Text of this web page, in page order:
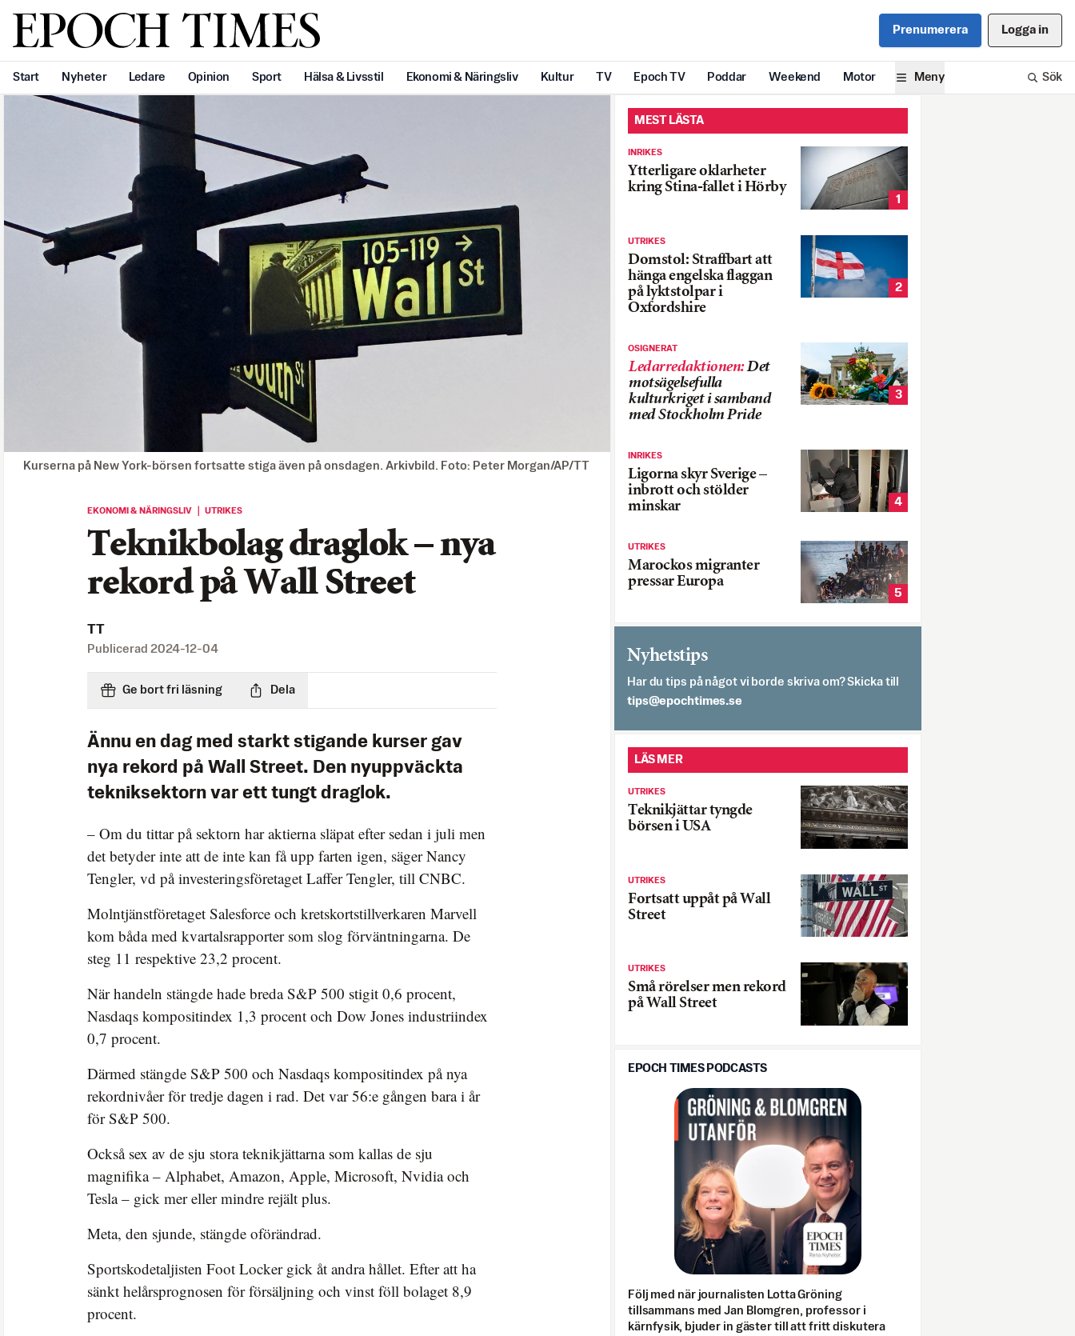
Svenska Epoch Times Prenumerera Logga in
Start Nyheter Ledare Opinion Sport Hälsa & Livsstil Ekonomi & Näringsliv Kultur TV Epoch TV Poddar Weekend Motor Meny Sök
Kurserna på New York-börsen fortsatte stiga även på onsdagen. Arkivbild. Foto: Peter Morgan/AP/TT
EKONOMI & NÄRINGSLIV ｜ UTRIKES
Teknikbolag draglok – nya
rekord på Wall Street
TT
Publicerad 2024-12-04
Ge bort fri läsning Dela
Ännu en dag med starkt stigande kurser gav
nya rekord på Wall Street. Den nyuppväckta
tekniksektorn var ett tungt draglok.
– Om du tittar på sektorn har aktierna släpat efter sedan i juli men
det betyder inte att de inte kan få upp farten igen, säger Nancy
Tengler, vd på investeringsföretaget Laffer Tengler, till CNBC.
Molntjänstföretaget Salesforce och kretskortstillverkaren Marvell
kom båda med kvartalsrapporter som slog förväntningarna. De
steg 11 respektive 23,2 procent.
När handeln stängde hade breda S&P 500 stigit 0,6 procent,
Nasdaqs kompositindex 1,3 procent och Dow Jones industriindex
0,7 procent.
Därmed stängde S&P 500 och Nasdaqs kompositindex på nya
rekordnivåer för tredje dagen i rad. Det var 56:e gången bara i år
för S&P 500.
Också sex av de sju stora teknikjättarna som kallas de sju
magnifika – Alphabet, Amazon, Apple, Microsoft, Nvidia och
Tesla – gick mer eller mindre rejält plus.
Meta, den sjunde, stängde oförändrad.
Sportskodetaljisten Foot Locker gick åt andra hållet. Efter att ha
sänkt helårsprognosen för försäljning och vinst föll bolaget 8,9
procent.
MEST LÄSTA
INRIKES
Ytterligare oklarheter
kring Stina-fallet i Hörby
1
UTRIKES
Domstol: Straffbart att
hänga engelska flaggan
på lyktstolpar i
Oxfordshire
2
OSIGNERAT
Ledarredaktionen:Det
motsägelsefulla
kulturkriget i samband
med Stockholm Pride
3
INRIKES
Ligorna skyr Sverige –
inbrott och stölder
minskar
4
UTRIKES
Marockos migranter
pressar Europa
5
Nyhetstips
Har du tips på något vi borde skriva om? Skicka till
es.semithcope@spit
LÄS MER
UTRIKES
Teknikjättar tyngde
börsen i USA
UTRIKES
Fortsatt uppåt på Wall
Street
UTRIKES
Små rörelser men rekord
på Wall Street
EPOCH TIMES PODCASTS
Följ med när journalisten Lotta Gröning
tillsammans med Jan Blomgren, professor i
kärnfysik, bjuder in gäster till att fritt diskutera